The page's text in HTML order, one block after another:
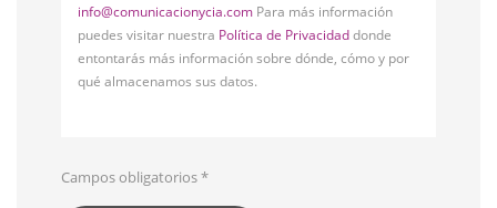
info@comunicacionycia.com Para más información
puedes visitar nuestra Política de Privacidaddonde
entontarás más información sobre dónde, cómo y por
qué almacenamos sus datos.
Campos obligatorios*